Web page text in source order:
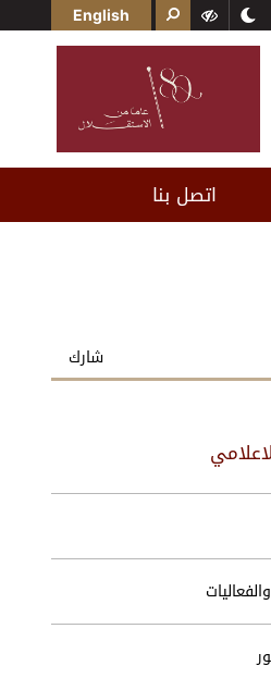
English
اتصل بنا
شارك